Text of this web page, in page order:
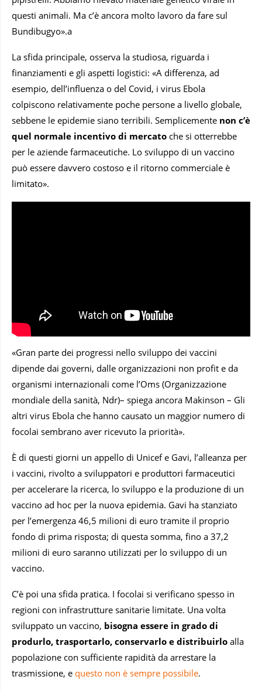
questi animali. Ma c’è ancora molto lavoro da fare sul
Bundibugyo».a
La sfida principale, osserva la studiosa, riguarda i
finanziamenti e gli aspetti logistici: «A differenza, ad
esempio, dell’influenza o del Covid, i virus Ebola
colpiscono relativamente poche persone a livello globale,
sebbene le epidemie siano terribili. Semplicemente non c’è
quel normale incentivo di mercato che si otterrebbe
per le aziende farmaceutiche. Lo sviluppo di un vaccino
può essere davvero costoso e il ritorno commerciale è
limitato».
«Gran parte dei progressi nello sviluppo dei vaccini
dipende dai governi, dalle organizzazioni non profit e da
organismi internazionali come l’Oms (Organizzazione
mondiale della sanità, Ndr)– spiega ancora Makinson – Gli
altri virus Ebola che hanno causato un maggior numero di
focolai sembrano aver ricevuto la priorità».
È di questi giorni un appello di Unicef e Gavi, l’alleanza per
i vaccini, rivolto a sviluppatori e produttori farmaceutici
per accelerare la ricerca, lo sviluppo e la produzione di un
vaccino ad hoc per la nuova epidemia. Gavi ha stanziato
per l’emergenza 46,5 milioni di euro tramite il proprio
fondo di prima risposta; di questa somma, fino a 37,2
milioni di euro saranno utilizzati per lo sviluppo di un
vaccino.
C’è poi una sfida pratica. I focolai si verificano spesso in
regioni con infrastrutture sanitarie limitate. Una volta
sviluppato un vaccino, bisogna essere in grado di
produrlo, trasportarlo, conservarlo e distribuirlo alla
popolazione con sufficiente rapidità da arrestare la
trasmissione, e questo non è sempre possibile.